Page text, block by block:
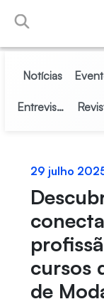
Pular para o
Notícias
Entrevistas
29 julho
cursos
de